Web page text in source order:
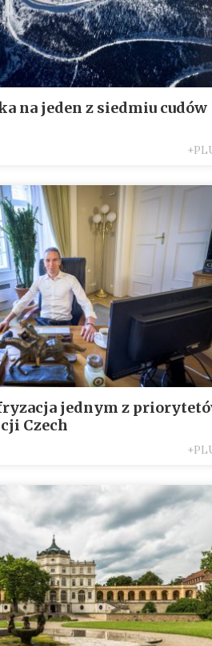
na jeden z siedmiu cudów
jednym z
Czech